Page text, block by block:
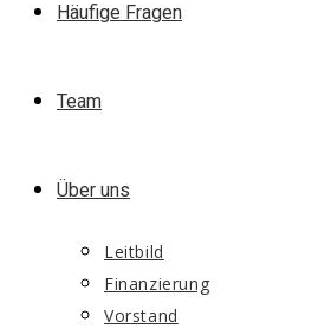
Häufige Fragen
Team
Über uns
Leitbild
Finanzierung
Vorstand